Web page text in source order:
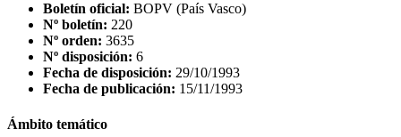
Boletín oficial: BOPV (País Vasco)
Nº boletín: 220
Nº orden: 3635
Nº disposición: 6
Fecha de disposición: 29/10/1993
Fecha de publicación: 15/11/1993
Ámbito temático